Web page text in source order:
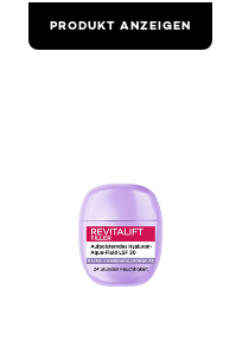
PRODUKT ANZEIGEN